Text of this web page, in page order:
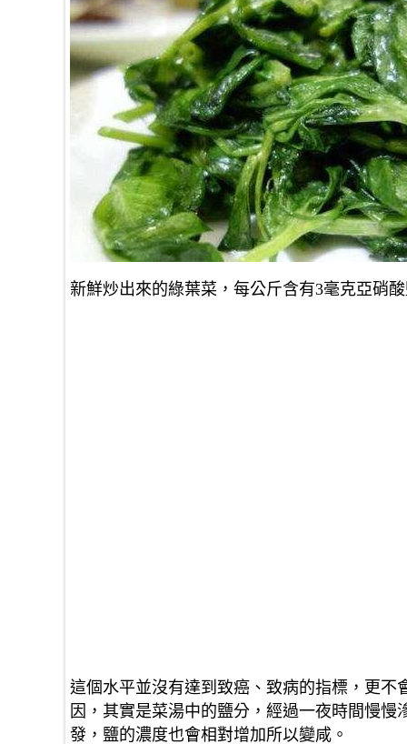
新鮮炒出來的綠葉菜，每公斤含有3毫克亞硝
這個水平並沒有達到致癌、致病的指標，更
因，其實是菜湯中的鹽分，經過一夜時間慢
發，鹽的濃度也會相對增加所以變咸。